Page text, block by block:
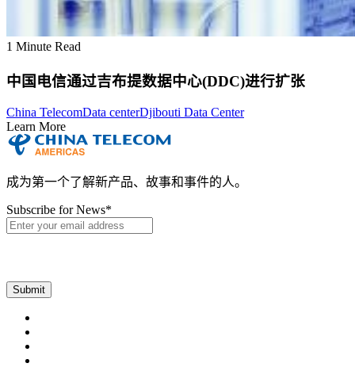
1 Minute Read
中国电信通过吉布提数据中心(DDC)进行扩张
China TelecomData centerDjibouti Data Center
Learn More
成为第一个了解新产品、故事和事件的人。
Subscribe for News*